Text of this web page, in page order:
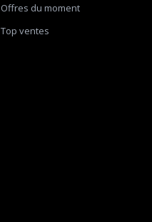
Offres du moment
Top ventes